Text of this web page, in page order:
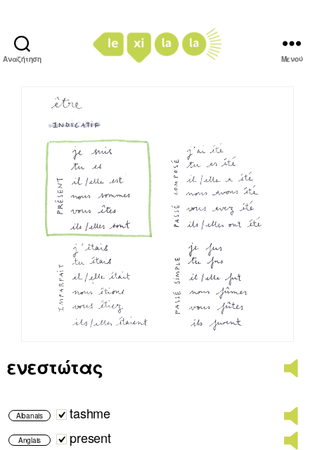
Αναζήτηση Μενού
ενεστώτας
Albanais tashme
Anglais present